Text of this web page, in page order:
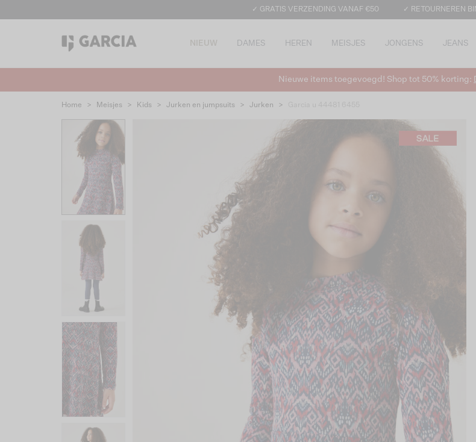
✓ GRATIS VERZENDING VANAF €50 ✓ RETOURNEREN
NIEUW DAMES HEREN MEISJES JONGENS JEANS
Nieuwe items toegevoegd! Shop tot 50% korting:
Home > Meisjes > Kids > Jurken en jumpsuits > Jurken >